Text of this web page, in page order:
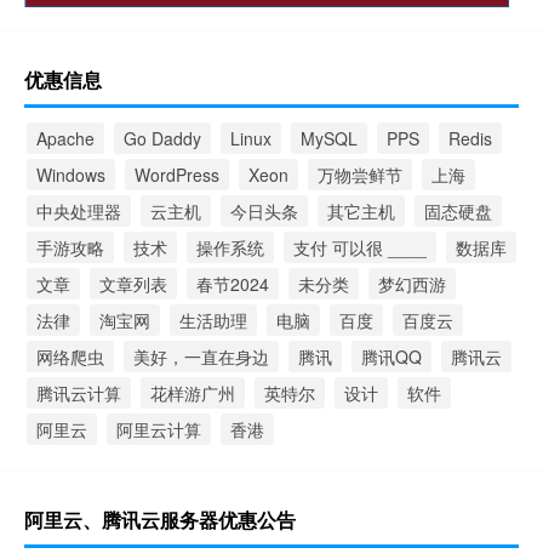
优惠信息
Apache Go Daddy Linux MySQL PPS
Redis
Windows
WordPress Xeon 万物尝鲜节
上海
中央处理器
云主机 今日头条 其它主机
固态硬盘
手游攻略
技术 操作系统 支付 可以很 ____
数据库
文章
文章列表 春节2024 未分类
梦幻西游
法律
淘宝网 生活助理 电脑 百度
百度云
网络爬虫
美好，一直在身边 腾讯 腾讯QQ
腾讯云
腾讯云计算
花样游广州 英特尔 设计
软件
阿里云
阿里云计算 香港
阿里云、腾讯云服务器优惠公告